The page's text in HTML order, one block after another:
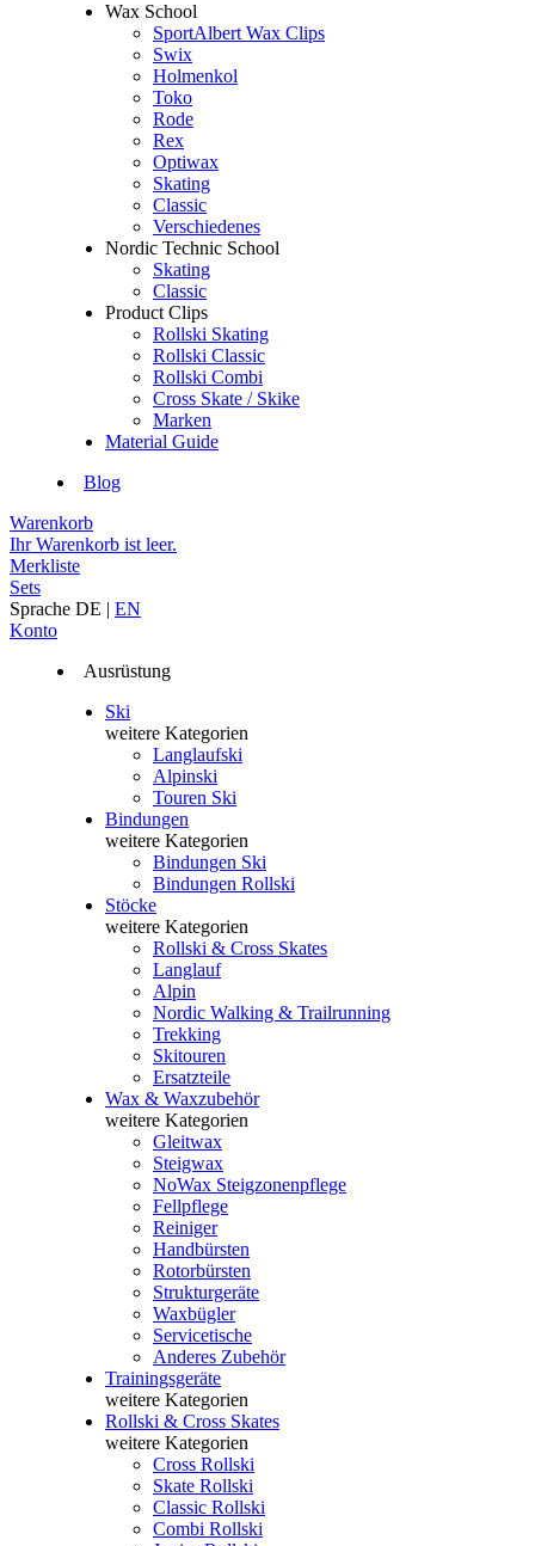
Wax School
SportAlbert Wax Clips
Swix
Holmenkol
Toko
Rode
Rex
Optiwax
Skating
Classic
Verschiedenes
Nordic Technic School
Skating
Classic
Product Clips
Rollski Skating
Rollski Classic
Rollski Combi
Cross Skate / Skike
Marken
Material Guide
Blog
Warenkorb
Ihr Warenkorb ist leer.
Merkliste
Sets
Sprache DE | EN
Konto
Ausrüstung
Ski
weitere Kategorien
Langlaufski
Alpinski
Touren Ski
Bindungen
weitere Kategorien
Bindungen Ski
Bindungen Rollski
Stöcke
weitere Kategorien
Rollski & Cross Skates
Langlauf
Alpin
Nordic Walking & Trailrunning
Trekking
Skitouren
Ersatzteile
Wax & Waxzubehör
weitere Kategorien
Gleitwax
Steigwax
NoWax Steigzonenpflege
Fellpflege
Reiniger
Handbürsten
Rotorbürsten
Strukturgeräte
Waxbügler
Servicetische
Anderes Zubehör
Trainingsgeräte
weitere Kategorien
Rollski & Cross Skates
weitere Kategorien
Cross Rollski
Skate Rollski
Classic Rollski
Combi Rollski